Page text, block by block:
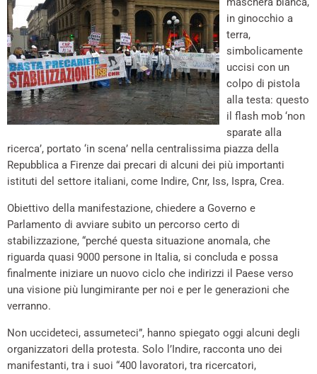
in ginocchio a
terra,
simbolicamente
uccisi con un
colpo di pistola
alla testa: questo
il flash mob ‘non
sparate alla
ricerca’, portato ‘in scena’ nella centralissima piazza della
Repubblica a Firenze dai precari di alcuni dei più importanti
istituti del settore italiani, come Indire, Cnr, Iss, Ispra, Crea.
Obiettivo della manifestazione, chiedere a Governo e
Parlamento di avviare subito un percorso certo di
stabilizzazione, “perché questa situazione anomala, che
riguarda quasi 9000 persone in Italia, si concluda e possa
finalmente iniziare un nuovo ciclo che indirizzi il Paese verso
una visione più lungimirante per noi e per le generazioni che
verranno.
Non uccideteci, assumeteci”, hanno spiegato oggi alcuni degli
organizzatori della protesta. Solo l’Indire, racconta uno dei
manifestanti, tra i suoi “400 lavoratori, tra ricercatori,